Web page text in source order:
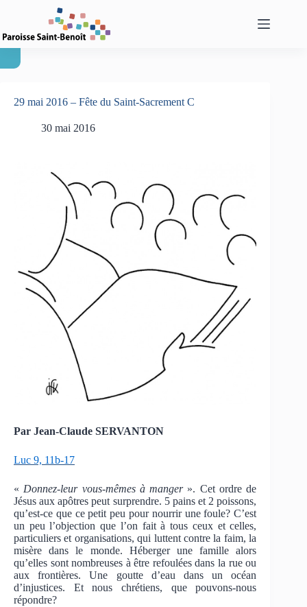
29 mai 2016 – Fête du Saint-Sacrement C
30 mai 2016
Par Jean-Claude SERVANTON
Luc 9, 11b-17
« Donnez-leur vous-mêmes à manger». Cet ordre de
Jésus aux apôtres peut surprendre. 5 pains et 2 poissons,
qu’est-ce que ce petit peu pour nourrir une foule? C’est
un peu l’objection que l’on fait à tous ceux et celles,
particuliers et organisations, qui luttent contre la faim, la
misère dans le monde. Héberger une famille alors
qu’elles sont nombreuses à être refoulées dans la rue ou
aux frontières. Une goutte d’eau dans un océan
d’injustices. Et nous chrétiens, que pouvons-nous
répondre?